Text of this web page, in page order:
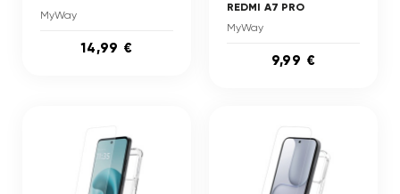
MyWay
14,99 €
REDMI A7 PRO
MyWay
9,99 €